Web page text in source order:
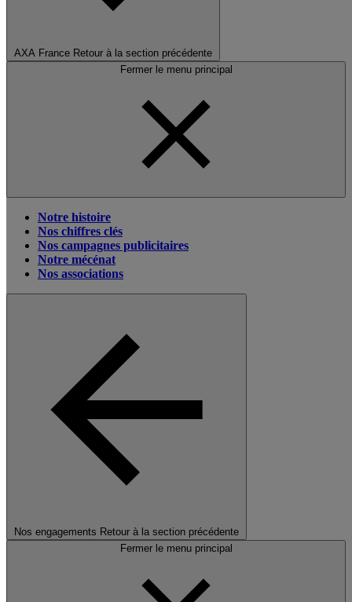
AXA France Retour à la section précédente
Fermer le menu principal
Notre histoire
Nos chiffres clés
Nos campagnes publicitaires
Notre mécénat
Nos associations
Nos engagements Retour à la section précédente
Fermer le menu principal